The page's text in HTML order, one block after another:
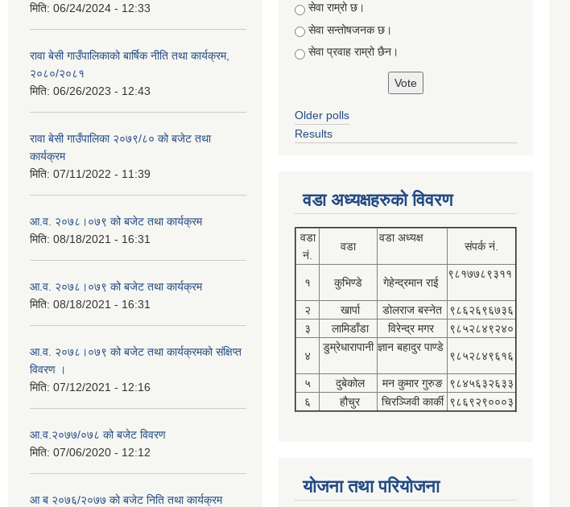
मिति: 06/24/2024 - 12:33
रावा बेसी गाउँपालिकाको बार्षिक नीति तथा कार्यक्रम,
२०८०/२०८१
मिति: 06/26/2023 - 12:43
रावा बेसी गाउँपालिका २०७९/८० को बजेट तथा
कार्यक्रम
मिति: 07/11/2022 - 11:39
आ.व. २०७८।०७९ को बजेट तथा कार्यक्रम
मिति: 08/18/2021 - 16:31
आ.व. २०७८।०७९ को बजेट तथा कार्यक्रम
मिति: 08/18/2021 - 16:31
आ.व. २०७८।०७९ को बजेट तथा कार्यक्रमको संक्षिप्त
विवरण ।
मिति: 07/12/2021 - 12:16
आ.व.२०७७/०७८ को बजेट विवरण
मिति: 07/06/2020 - 12:12
आ ब २०७६/२०७७ को बजेट निति तथा कार्यक्रम
Choices
सेवा राम्रो छ।
सेवा सन्तोषजनक छ।
सेवा प्रवाह राम्रो छैन।
Older polls
Results
वडा अध्यक्षहरुको विवरण
वडा
नं.
वडा
वडा अध्यक्ष
संपर्क नं.
१ कुभिण्डे गेहेन्द्रमान राई
९८१७७८९३११
२ खार्पा डोलराज बस्नेत
९८६२६९६७३६
३
लामिडाँडा विरेन्द्र मगर ९८५२८४९२४०
४
डुम्रेधारापानी ज्ञान बहादुर पाण्डे
९८५२८४९६१६
५ दुबेकोल मन कुमार गुरुङ ९८४५६३२६३३
६
हौचुर चिरञ्जिवी कार्की ९८६९२९०००३
योजना तथा परियोजना